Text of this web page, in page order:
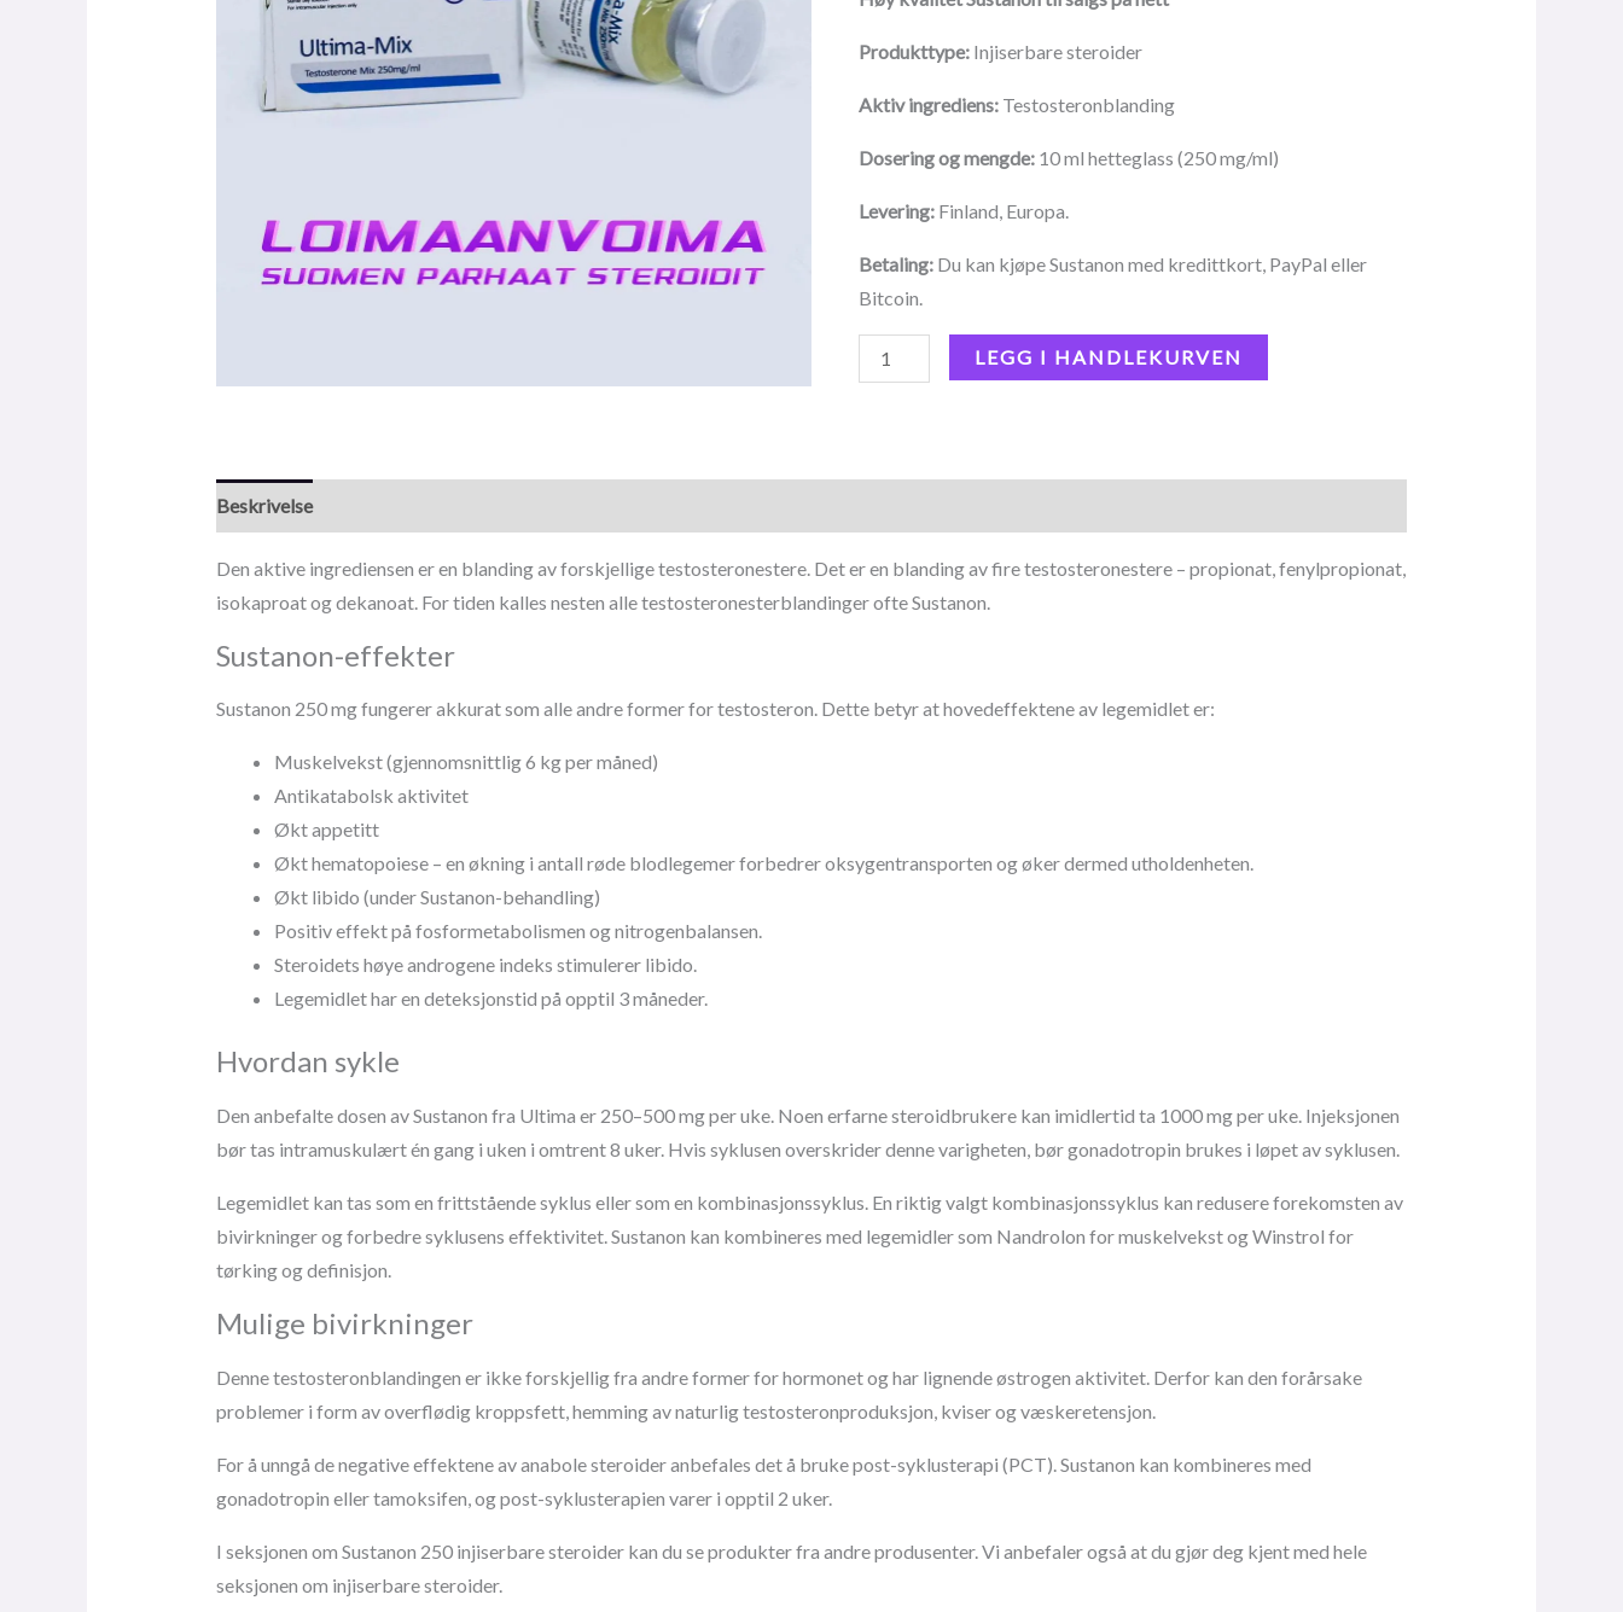
Produkttype: Injiserbare steroider
Aktiv ingrediens: Testosteronblanding
Dosering og mengde: 10 ml hetteglass (250 mg/ml)
Levering: Finland, Europa.
Betaling: Du kan kjøpe Sustanon med kredittkort, PayPal eller
Bitcoin.
LEGG I HANDLEKURVEN
Beskrivelse
Den aktive ingrediensen er en blanding av forskjellige testosteronestere. Det er en blanding av fire testosteronestere – propionat, fenylpropionat,
isokaproat og dekanoat. For tiden kalles nesten alle testosteronesterblandinger ofte Sustanon.
Sustanon-effekter
Sustanon 250 mg fungerer akkurat som alle andre former for testosteron. Dette betyr at hovedeffektene av legemidlet er:
Muskelvekst (gjennomsnittlig 6 kg per måned)
Antikatabolsk aktivitet
Økt appetitt
Økt hematopoiese – en økning i antall røde blodlegemer forbedrer oksygentransporten og øker dermed utholdenheten.
Økt libido (under Sustanon-behandling)
Positiv effekt på fosformetabolismen og nitrogenbalansen.
Steroidets høye androgene indeks stimulerer libido.
Legemidlet har en deteksjonstid på opptil 3 måneder.
Hvordan sykle
Den anbefalte dosen av Sustanon fra Ultima er 250–500 mg per uke. Noen erfarne steroidbrukere kan imidlertid ta 1000 mg per uke. Injeksjonen
bør tas intramuskulært én gang i uken i omtrent 8 uker. Hvis syklusen overskrider denne varigheten, bør gonadotropin brukes i løpet av syklusen.
Legemidlet kan tas som en frittstående syklus eller som en kombinasjonssyklus. En riktig valgt kombinasjonssyklus kan redusere forekomsten av
bivirkninger og forbedre syklusens effektivitet. Sustanon kan kombineres med legemidler som Nandrolon for muskelvekst og Winstrol for
tørking og definisjon.
Mulige bivirkninger
Denne testosteronblandingen er ikke forskjellig fra andre former for hormonet og har lignende østrogen aktivitet. Derfor kan den forårsake
problemer i form av overflødig kroppsfett, hemming av naturlig testosteronproduksjon, kviser og væskeretensjon.
For å unngå de negative effektene av anabole steroider anbefales det å bruke post-syklusterapi (PCT). Sustanon kan kombineres med
gonadotropin eller tamoksifen, og post-syklusterapien varer i opptil 2 uker.
I seksjonen om Sustanon 250 injiserbare steroider kan du se produkter fra andre produsenter. Vi anbefaler også at du gjør deg kjent med hele
seksjonen om injiserbare steroider.